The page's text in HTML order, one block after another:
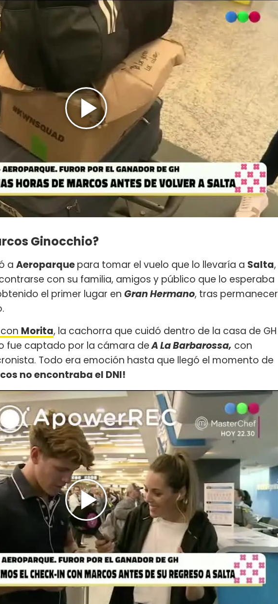
Ginocchio?
a Aeroparquepara tomar el vuelo que lo llevaría a Salta,
con su familia, amigos y público que lo esperaba
el primer lugar en Gran Hermano, tras permanecer
Morita, la cachorra que cuidó dentro de la casa de GH
fue captado por la cámara deA La Barbarossa, con
Todo era emoción hasta que llegó el momento de
no encontraba el DNI!